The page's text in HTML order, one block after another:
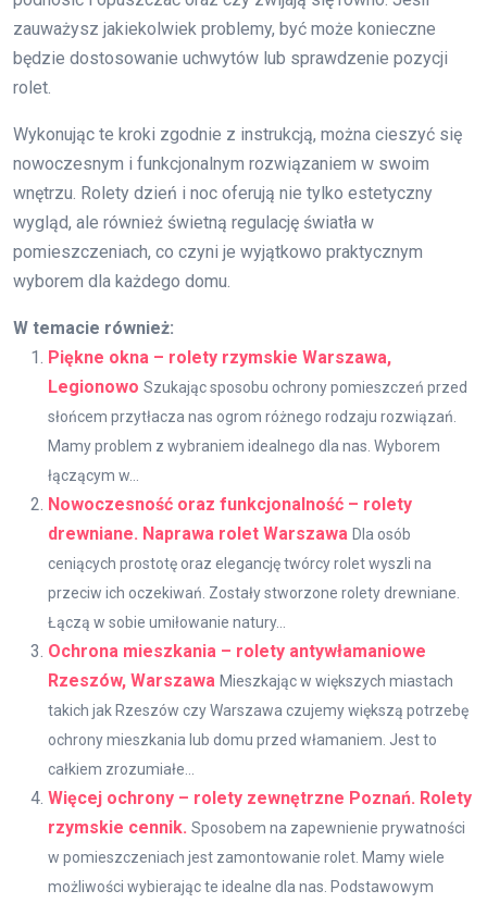
zauważysz jakiekolwiek problemy, być może konieczne
będzie dostosowanie uchwytów lub sprawdzenie pozycji
rolet.
Wykonując te kroki zgodnie z instrukcją, można cieszyć się
nowoczesnym i funkcjonalnym rozwiązaniem w swoim
wnętrzu. Rolety dzień i noc oferują nie tylko estetyczny
wygląd, ale również świetną regulację światła w
pomieszczeniach, co czyni je wyjątkowo praktycznym
wyborem dla każdego domu.
W temacie również:
Piękne okna – rolety rzymskie Warszawa,
Legionowo Szukając sposobu ochrony pomieszczeń przed
słońcem przytłacza nas ogrom różnego rodzaju rozwiązań.
Mamy problem z wybraniem idealnego dla nas. Wyborem
łączącym w...
Nowoczesność oraz funkcjonalność – rolety
drewniane. Naprawa rolet Warszawa Dla osób
ceniących prostotę oraz elegancję twórcy rolet wyszli na
przeciw ich oczekiwań. Zostały stworzone rolety drewniane.
Łączą w sobie umiłowanie natury...
Ochrona mieszkania – rolety antywłamaniowe
Rzeszów, Warszawa Mieszkając w większych miastach
takich jak Rzeszów czy Warszawa czujemy większą potrzebę
ochrony mieszkania lub domu przed włamaniem. Jest to
całkiem zrozumiałe...
Więcej ochrony – rolety zewnętrzne Poznań. Rolety
rzymskie cennik. Sposobem na zapewnienie prywatności
w pomieszczeniach jest zamontowanie rolet. Mamy wiele
możliwości wybierając te idealne dla nas. Podstawowym